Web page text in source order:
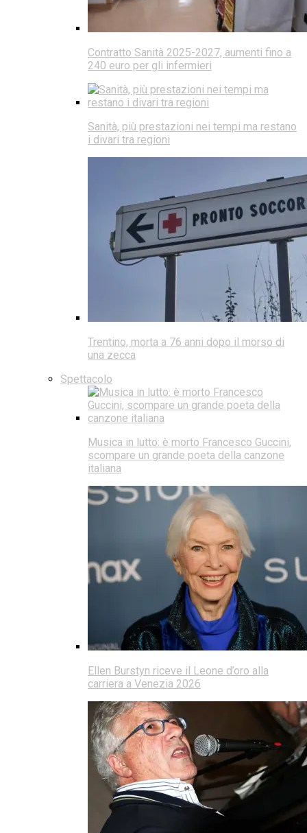
Contratto Sanità 2025-2027, aumenti fino a
240 euro per gli infermieri
Sanità, più prestazioni nei tempi ma restano
i divari tra regioni
Trentino, morta a 76 anni dopo il morso di
una zecca
Spettacolo
Musica in lutto: è morto Francesco Guccini,
scompare un grande poeta della canzone
italiana
Ellen Burstyn riceve il Leone d’oro alla
carriera a Venezia 2026